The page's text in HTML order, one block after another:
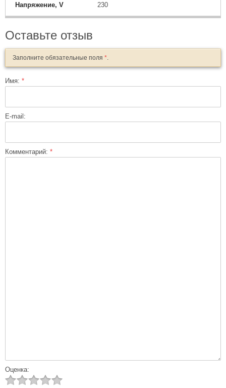
Напряжение, V
230
Оставьте отзыв
Заполните обязательные поля *
Имя: *
E-mail:
Комментарий: *
Оценка: